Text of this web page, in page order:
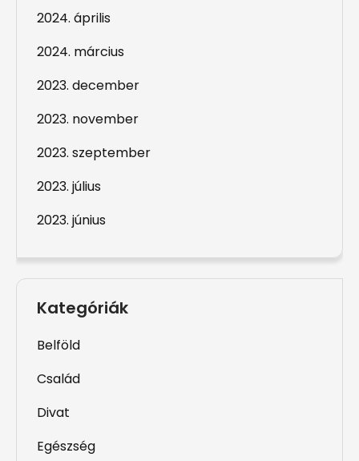
2024. április
2024. március
2023. december
2023. november
2023. szeptember
2023. július
2023. június
Kategóriák
Belföld
Család
Divat
Egészség